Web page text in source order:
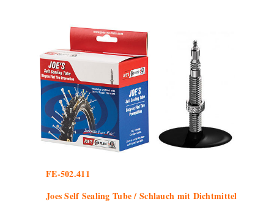
FE-502.411
Joes Self Sealing Tube / Schlauch mit Dichtmittel